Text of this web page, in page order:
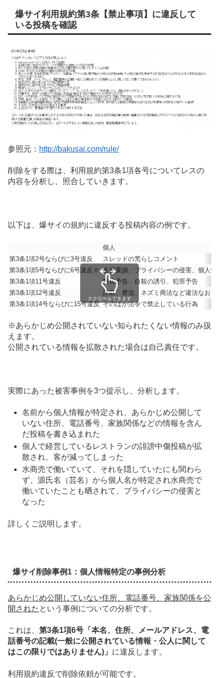
爆サイ利用規約第3条【禁止事項】に違反して
いる投稿を確認
参照元： http://bakusai.com/rule/
削除をする際は、利用規約第3条1項各号についてレスの
内容を分析し、照合していきます。
以下は、爆サイの規約に違反する投稿内容の例です。
個人
第3条1項2号ならびに3号違反
スレッドの荒らしコメント
第3条1項5号ならびに6号違反※ 名誉棄損、プライバシーの侵害、個人情
第3条1項11号違反
殺害予告、自殺の誘引、犯罪予告
第3条1項12号違反
詐欺、脅迫、ネズミ商法など違法なお
第3条1項14号ならびに15号違反 そのほか法令で禁止している行為
スクロールできます
※あらかじめ公開されていない知られたくない情報のみ扱
えます。
公開されている情報を拡散された場合は自己責任です。
実際にあった被害事例を3つ提示し、分析します。
名前から個人情報が特定され、あらかじめ公開して
いない住所、電話番号、家族関係などの情報を含ん
だ投稿を書き込まれた
個人で経営しているレストランの誹謗中傷投稿が拡
散され、客が減ってしまった
水商売で働いていて、それを隠していたにも関わら
ず、源氏名（芸名）から個人名が特定され水商売で
働いていたことも晒されて、プライバシーの侵害と
なった
詳しくご説明します。
爆サイ削除事例1：個人情報特定の事例分析
あらかじめ公開していない住所、電話番号、家族関係を公
開された という事例についての分析です。
これは、 第3条1項6号「本名、住所、メールアドレス、電
話番号の記載(一般に公開されている情報・公人に関して
はこの限りではありません)」 に違反します。
利用規約違反 で削除依頼が可能です。